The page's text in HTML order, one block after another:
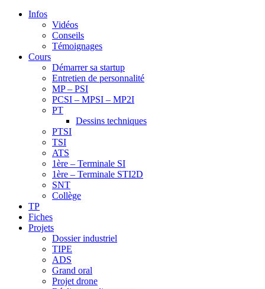
Infos
Vidéos
Conseils
Témoignages
Cours
Démarrer sa startup
Entretien de personnalité
MP – PSI
PCSI – MPSI – MP2I
PT
Dessins techniques
PTSI
TSI
ATS
1ère – Terminale SI
1ère – Terminale STI2D
SNT
Collège
TP
Fiches
Projets
Dossier industriel
TIPE
ADS
Grand oral
Projet drone